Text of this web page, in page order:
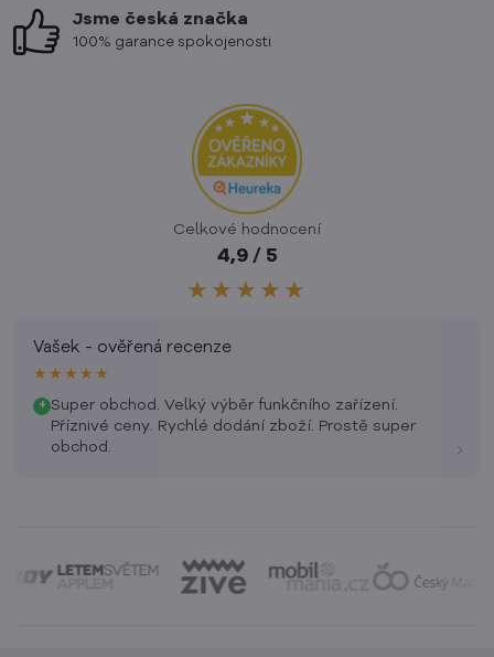
Jsme česká značka
100% garance spokojenosti
Celkové hodnocení
4,9 / 5
★★★★★
Vašek - ověřená recenze
★★★★★
+ Super obchod. Velký výběr funkčního zařízení.
Příznivé ceny. Rychlé dodání zboží. Prostě super
obchod.
›